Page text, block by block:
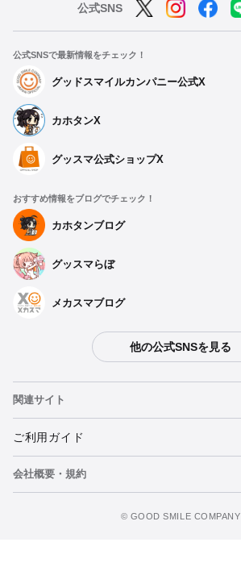
公式SNS
公式SNSで最新情報をチェック！
グッドスマイルカンパニー公式X
カホタンX
グッスマ公式ショップX
おすすめ情報をブログでチェック！
カホタンブログ
グッスマらぼ
メカスマブログ
他の公式SNSを見る
関連サイト
ねんどろいど
ねんどろいどフェイスメーカー
ご利用ガイド
重要なお知らせ
会社概要・規約
©️ GOOD SMILE COMPANY